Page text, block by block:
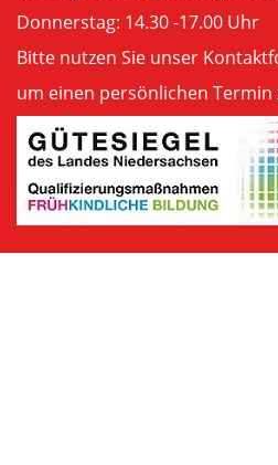
Donnerstag: 14.30 -17.00 Uhr
Bitte nutzen Sie unser
um einen persönlichen Termin